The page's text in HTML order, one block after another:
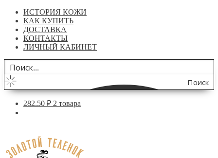
ИСТОРИЯ КОЖИ
КАК КУПИТЬ
ДОСТАВКА
КОНТАКТЫ
ЛИЧНЫЙ КАБИНЕТ
Поиск
по
282.50 ₽ 2 товара
навигации
содержимому